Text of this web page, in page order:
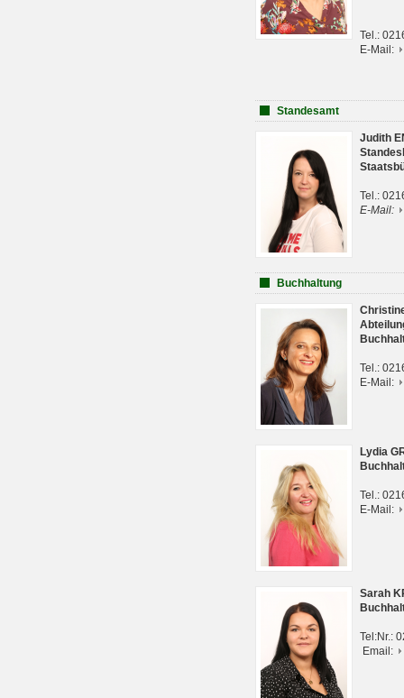
Tel.:
E-Mail:
Standesamt
Judith
Tel.:
E-Mail:
Buchhaltung
Tel.:
E-Mail:
Lydia
Tel.:
E-Mail:
Sarah
Tel:Nr.:
Email: